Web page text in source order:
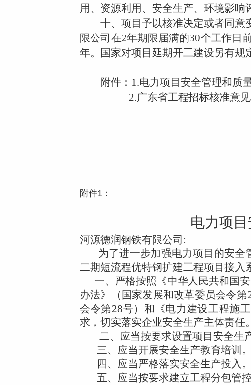
用、资源利用、安全生产、环境影响
十、项目予以核准决定或者同意
限公司在2年期限届满的30个工作日
年。国家对项目延期开工建设另有规
附件： 1.电力项目安全管理和质
2.广东省工程招标核准意
附件1：
电力项
河源德润钢铁有限公司 :
为了进一步加强电力项目的安全
二期短流程优特钢扩建工程项目接入
一、严格按照 《中华人民共和国
办法》（国家发展和改革委员会令第
会令第28号）和《电力建设工程施工
求，切实落实企业安全生产主体责任。
二、应当按要求设置项目安全生
三、应当开展安全生产教育培训。
四、应当严格落实安全生产投入。
五、应当按要求建立工程分包管